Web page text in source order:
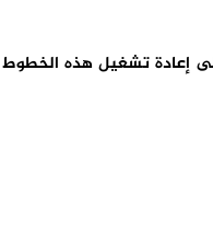
إعادة تشغيل هذه الخطوط